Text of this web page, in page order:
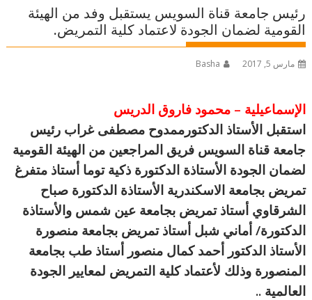
رئيس جامعة قناة السويس يستقبل وفد من الهيئة
القومية لضمان الجودة لاعتماد كلية التمريض.
مارس 5, 2017 Basha
الإسماعيلية – محمود فاروق الدريس
استقبل الأستاذ الدكتورممدوح مصطفى غراب رئيس
جامعة قناة السويس فريق المراجعين من الهيئة القومية
لضمان الجودة الأستاذة الدكتورة ذكية توما أستاذ متفرغ
تمريض بجامعة الاسكندرية الأستاذة الدكتورة صباح
الشرقاوي أستاذ تمريض بجامعة عين شمس والأستاذة
الدكتورة/ أماني شبل أستاذ تمريض بجامعة منصورة
الأستاذ الدكتور أحمد كمال منصور أستاذ طب بجامعة
المنصورة وذلك لأعتماد كلية التمريض لمعايير الجودة
العالمية ..